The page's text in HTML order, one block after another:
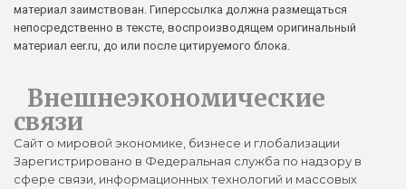
материал заимствован. Гиперссылка должна размещаться
непосредственно в тексте, воспроизводящем оригинальный
материал eer.ru, до или после цитируемого блока.
Внешнеэкономические
связи
Сайт о мировой экономике, бизнесе и глобализации
Зарегистрировано в Федеральная служба по надзору в
сфере связи, информационных технологий и массовых